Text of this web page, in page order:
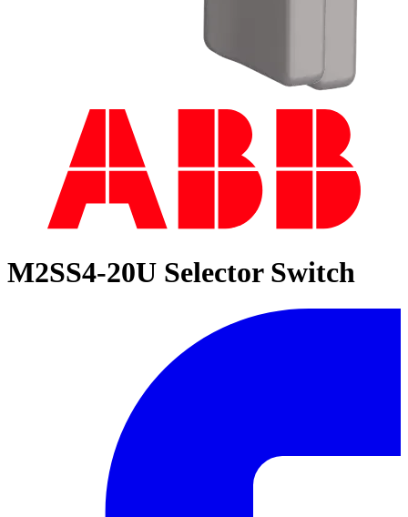
M2SS4-20U Selector Switch